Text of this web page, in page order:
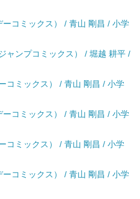
コミックス） / 青山 剛昌 / 小学
ャンプコミックス） / 堀越 耕平 /
コミックス） / 青山 剛昌 / 小学
コミックス） / 青山 剛昌 / 小学
コミックス） / 青山 剛昌 / 小学
コミックス） / 青山 剛昌 / 小学